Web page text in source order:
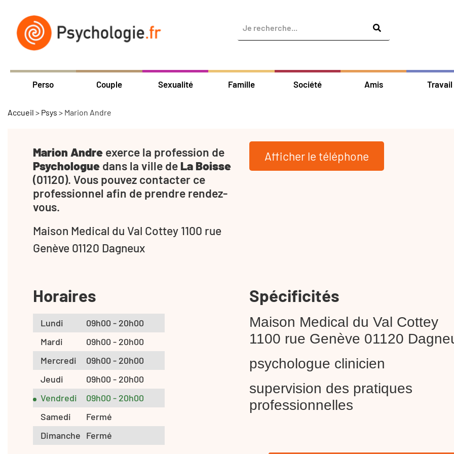
Perso Couple Sexualité Famille Société Amis Travail
Accueil > Psys > Marion Andre
Marion Andre exerce la profession de
Psychologue dans la ville de La Boisse
(01120). Vous pouvez contacter ce
professionnel afin de prendre rendez-
vous.
Maison Medical du Val Cottey 1100 rue
Genève 01120 Dagneux
Afficher le téléphone
Horaires
Lundi
09h00 - 20h00
Mardi
09h00 - 20h00
Mercredi
09h00 - 20h00
Jeudi
09h00 - 20h00
Vendredi
09h00 - 20h00
Samedi
Fermé
Dimanche Fermé
Spécificités
Maison Medical du Val Cottey
1100 rue Genève 01120
psychologue clinicien
supervision des pratiques
professionnelles